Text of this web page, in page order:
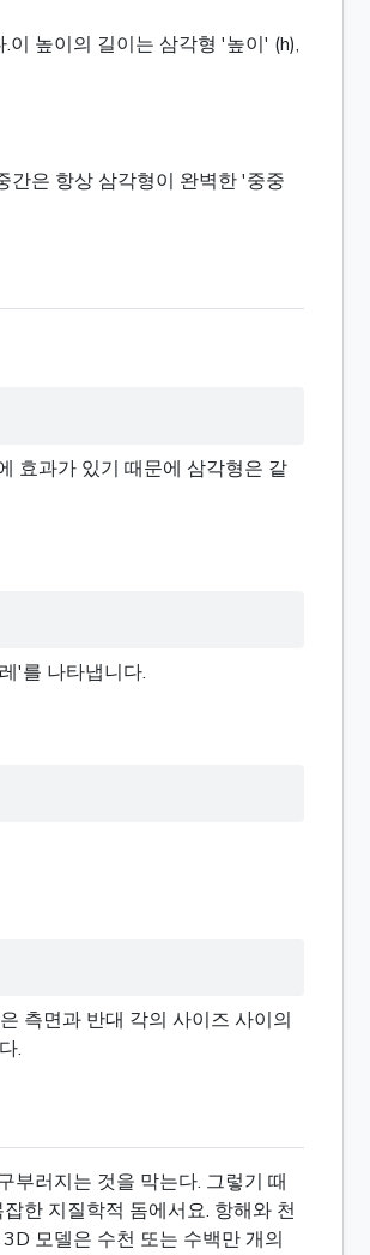
높이의 길이는 삼각형 '높이' (h),
간은 항상 삼각형이 완벽한 '중중
효과가 있기 때문에 삼각형은 같
'를 나타냅니다.
측면과 반대 각의 사이즈 사이의
.
부러지는 것을 막는다. 그렇기 때
한 지질학적 돔에서요. 항해와 천
모델은 수천 또는 수백만 개의